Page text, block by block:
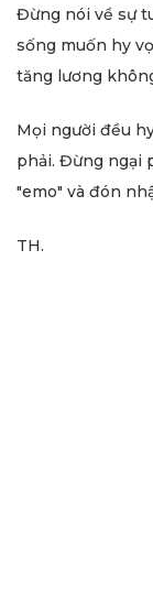
Đừng nói về sự
sống muốn hy
tăng lương
Mọi người đều
phải. Đừng ngại
"emo" và đón
TH.